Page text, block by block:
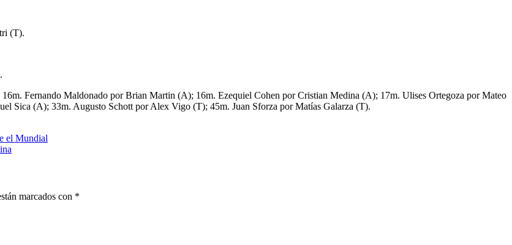
(T).
Fernando Maldonado por Brian Martin (A); 16m. Ezequiel Cohen por Cristian Medina (A); 17m. Ulises Ortegoza por Mateo
Sica (A); 33m. Augusto Schott por Alex Vigo (T); 45m. Juan Sforza por Matías Galarza (T).
el Mundial
marcados con *